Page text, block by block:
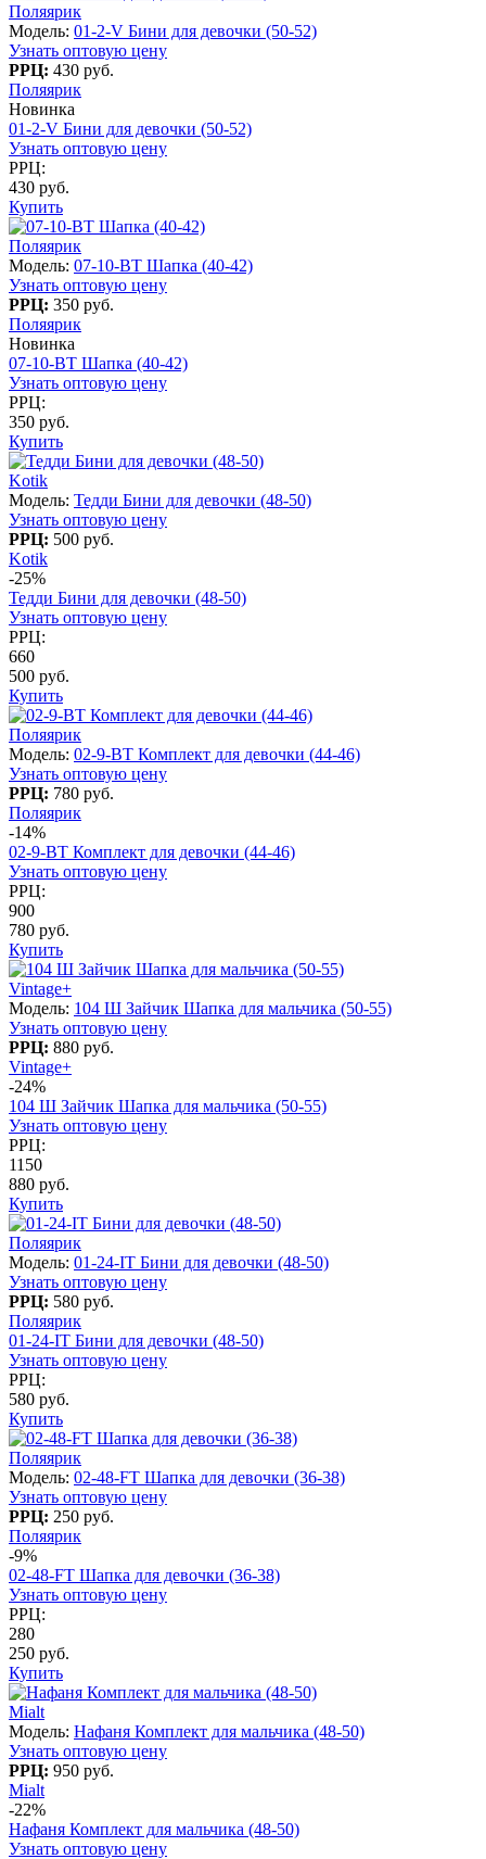
Поляярик
Модель: 01-2-V Бини для девочки (50-52)
Узнать оптовую цену
РРЦ: 430 руб.
Поляярик
Новинка
01-2-V Бини для девочки (50-52)
Узнать оптовую цену
РРЦ:
430 руб.
Купить
Поляярик
Модель: 07-10-BT Шапка (40-42)
Узнать оптовую цену
РРЦ: 350 руб.
Поляярик
Новинка
07-10-BT Шапка (40-42)
Узнать оптовую цену
РРЦ:
350 руб.
Купить
Kotik
Модель: Тедди Бини для девочки (48-50)
Узнать оптовую цену
РРЦ: 500 руб.
Kotik
-25%
Тедди Бини для девочки (48-50)
Узнать оптовую цену
РРЦ:
660
500 руб.
Купить
Поляярик
Модель: 02-9-BT Комплект для девочки (44-46)
Узнать оптовую цену
РРЦ: 780 руб.
Поляярик
-14%
02-9-BT Комплект для девочки (44-46)
Узнать оптовую цену
РРЦ:
900
780 руб.
Купить
Vintage+
Модель: 104 Ш Зайчик Шапка для мальчика (50-55)
Узнать оптовую цену
РРЦ: 880 руб.
Vintage+
-24%
104 Ш Зайчик Шапка для мальчика (50-55)
Узнать оптовую цену
РРЦ:
1150
880 руб.
Купить
Поляярик
Модель: 01-24-IT Бини для девочки (48-50)
Узнать оптовую цену
РРЦ: 580 руб.
Поляярик
01-24-IT Бини для девочки (48-50)
Узнать оптовую цену
РРЦ:
580 руб.
Купить
Поляярик
Модель: 02-48-FT Шапка для девочки (36-38)
Узнать оптовую цену
РРЦ: 250 руб.
Поляярик
-9%
02-48-FT Шапка для девочки (36-38)
Узнать оптовую цену
РРЦ:
280
250 руб.
Купить
Mialt
Модель: Нафаня Комплект для мальчика (48-50)
Узнать оптовую цену
РРЦ: 950 руб.
Mialt
-22%
Нафаня Комплект для мальчика (48-50)
Узнать оптовую цену